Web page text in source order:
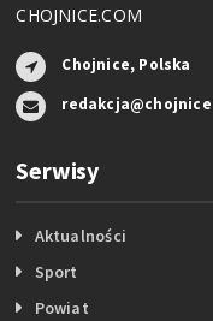
CHOJNICE.COM
Chojnice, Polska
Serwisy
Aktualności
Sport
Powiat